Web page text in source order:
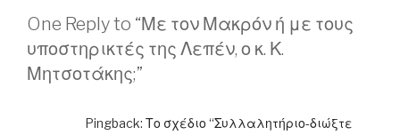
One Reply to “Με τον Μακρόν ή με τους
υποστηρικτές της Λεπέν, ο κ. Κ.
Μητσοτάκης;”
Pingback: Το σχέδιο “Συλλαλητήριο-διώξτε